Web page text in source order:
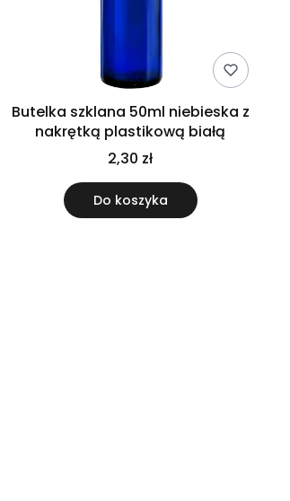
Butelka szklana 50ml niebieska z
nakrętką plastikową białą
2,30 zł
Do koszyka